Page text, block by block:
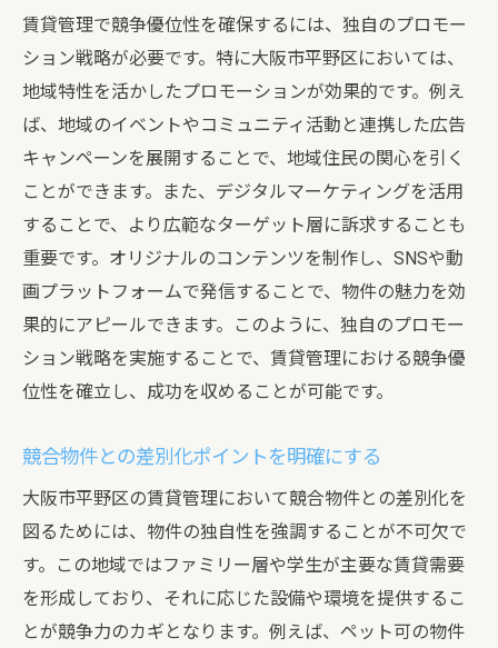
賃貸管理で競争優位性を確保するには、独自のプロモー
ション戦略が必要です。特に大阪市平野区においては、
地域特性を活かしたプロモーションが効果的です。例え
ば、地域のイベントやコミュニティ活動と連携した広告
キャンペーンを展開することで、地域住民の関心を引く
ことができます。また、デジタルマーケティングを活用
することで、より広範なターゲット層に訴求することも
重要です。オリジナルのコンテンツを制作し、SNSや動
画プラットフォームで発信することで、物件の魅力を効
果的にアピールできます。このように、独自のプロモー
ション戦略を実施することで、賃貸管理における競争優
位性を確立し、成功を収めることが可能です。
競合物件との差別化ポイントを明確にする
大阪市平野区の賃貸管理において競合物件との差別化を
図るためには、物件の独自性を強調することが不可欠で
す。この地域ではファミリー層や学生が主要な賃貸需要
を形成しており、それに応じた設備や環境を提供するこ
とが競争力のカギとなります。例えば、ペット可の物件